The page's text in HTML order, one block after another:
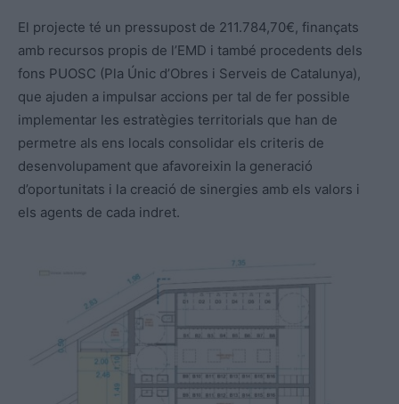
El projecte té un pressupost de 211.784,70€, finançats
amb recursos propis de l’EMD i també procedents dels
fons PUOSC (Pla Únic d’Obres i Serveis de Catalunya),
que ajuden a impulsar accions per tal de fer possible
implementar les estratègies territorials que han de
permetre als ens locals consolidar els criteris de
desenvolupament que afavoreixin la generació
d’oportunitats i la creació de sinergies amb els valors i
els agents de cada indret.